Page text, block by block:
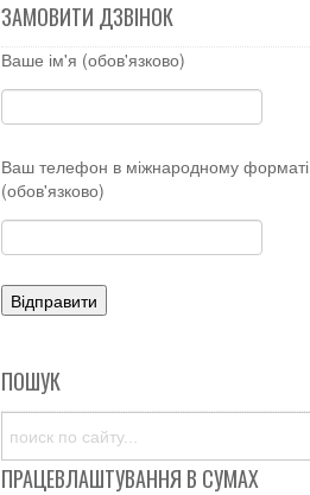
ЗАМОВИТИ ДЗВІНОК
Ваше ім'я (обов'язково)
Ваш телефон в міжнародному форматі
(обов'язково)
ПОШУК
ПРАЦЕВЛАШТУВАННЯ В СУМАХ